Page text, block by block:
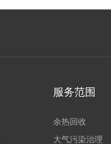
服务范围
余热回收
大气污染治理